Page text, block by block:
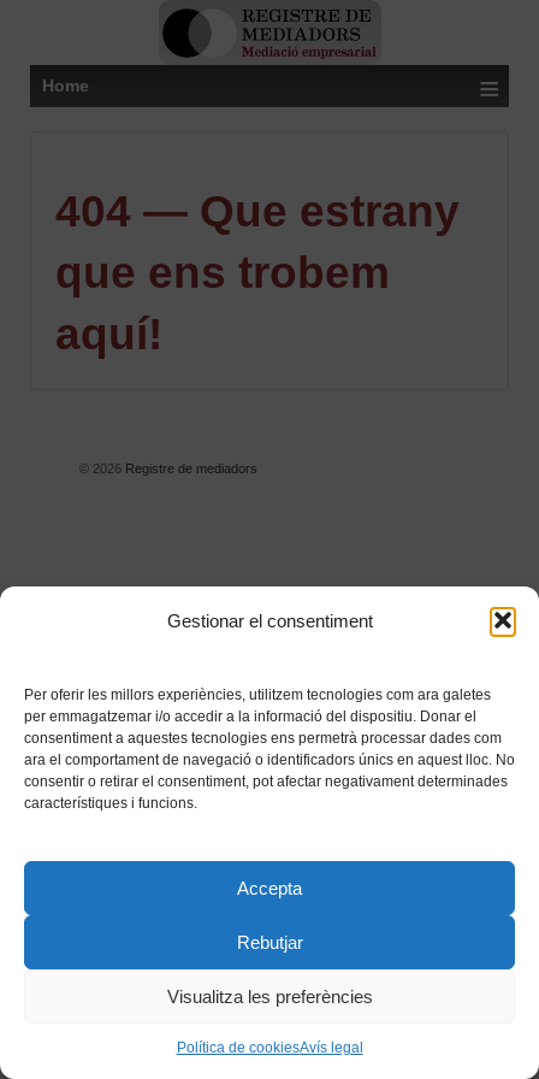
Gestionar el consentiment
Per oferir les millors experiències, utilitzem tecnologies com ara galetes
per emmagatzemar i/o accedir a la informació del dispositiu. Donar el
consentiment a aquestes tecnologies ens permetrà processar dades com
ara el comportament de navegació o identificadors únics en aquest lloc. No
consentir o retirar el consentiment, pot afectar negativament determinades
característiques i funcions.
Accepta
Rebutjar
Visualitza les preferències
Política de cookiesAvís legal
Home ≡
404 — Que estrany
que ens trobem
aquí!
© 2026Registre de mediadors